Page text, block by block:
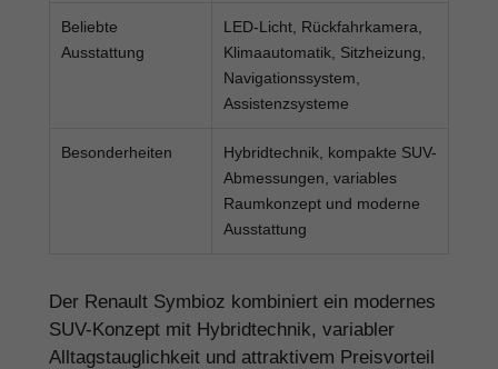
Beliebte
Ausstattung
LED-Licht, Rückfahrkamera,
Klimaautomatik, Sitzheizung,
Navigationssystem,
Assistenzsysteme
Besonderheiten
Hybridtechnik, kompakte SUV-
Abmessungen, variables
Raumkonzept und moderne
Ausstattung
Der Renault Symbioz kombiniert ein modernes
SUV-Konzept mit Hybridtechnik, variabler
Alltagstauglichkeit und attraktivem Preisvorteil